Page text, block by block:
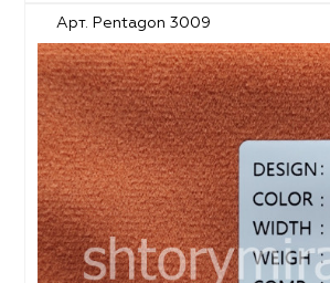
Арт. Pentagon 3009